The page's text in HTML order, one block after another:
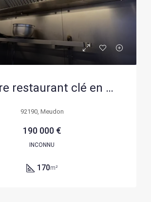
À vendre restaurant clé en main à Meudon avec grande terrasse et emplacement privilégié
92190, Meudon
190 000 €
INCONNU
170m²